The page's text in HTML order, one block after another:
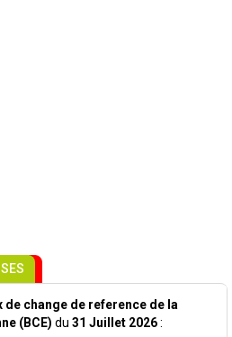
de change de reference de la
(BCE) du 31 Juillet 2026: